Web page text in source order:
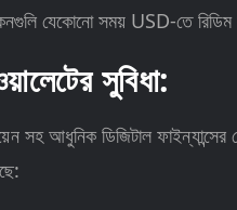
যেকোনো সময় USD-তে রিডিম
সুবিধা:
সহ আধুনিক ডিজিটাল